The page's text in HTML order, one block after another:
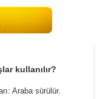
kullanılır?
Araba sürülür.